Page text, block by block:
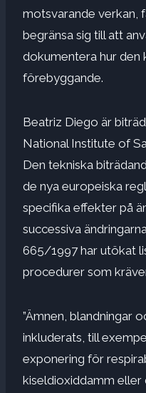
motsvarande verkan,
begränsa sig till att
dokumentera hur den
förebyggande.
Beatriz Diego är
National Institute of
Den tekniska
de nya europeiska
specifika effekter på
successiva
665/1997 har utökat
procedurer som
”Ämnen, blandningar
inkluderats, till
exponering för
kiseldioxiddamm eller